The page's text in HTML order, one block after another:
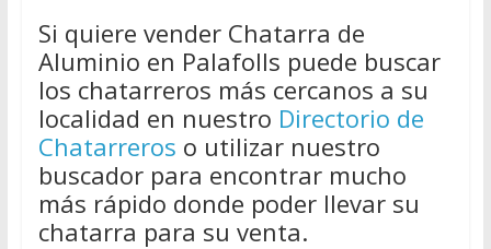
Si quiere vender Chatarra de
Aluminio en Palafolls puede buscar
los chatarreros más cercanos a su
localidad en nuestro Directorio de
Chatarreros o utilizar nuestro
buscador para encontrar mucho
más rápido donde poder llevar su
chatarra para su venta.